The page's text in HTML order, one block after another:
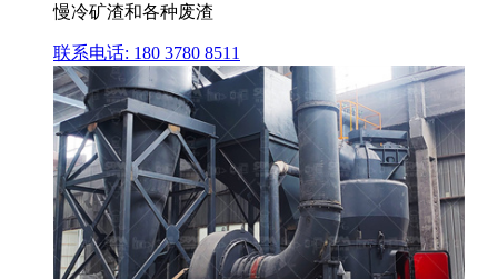
慢冷矿渣和各种废渣
联系电话: 180 3780 8511